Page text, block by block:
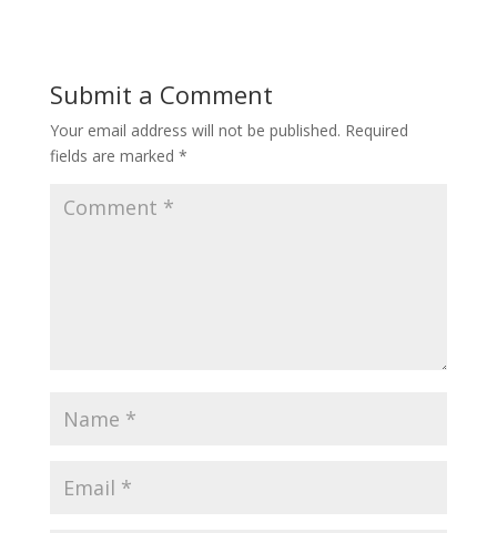
Submit a Comment
Your email address will not be published. Required
fields are marked *